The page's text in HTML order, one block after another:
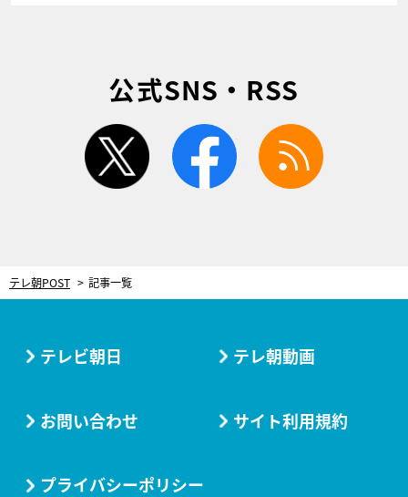
公式SNS・RSS
twitter facebook
テレ朝POST 記事一覧
テレビ朝日 テレ朝動画
お問い合わせ サイト利用規約
プライバシーポリシー